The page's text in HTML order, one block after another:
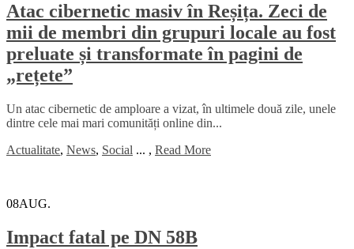
Atac cibernetic masiv în Reșița. Zeci de
mii de membri din grupuri locale au fost
preluate și transformate în pagini de
„rețete”
Un atac cibernetic de amploare a vizat, în ultimele două zile, unele
dintre cele mai mari comunități online din...
Actualitate, News, Social ... , Read More
08AUG.
Impact fatal pe DN 58B